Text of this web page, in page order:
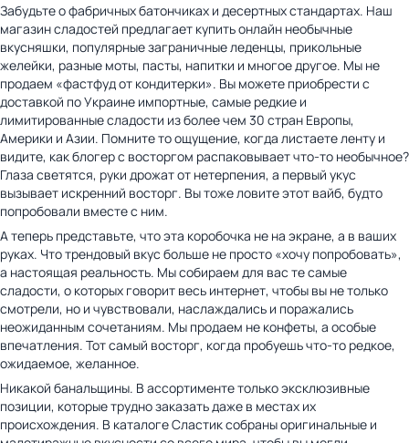
Забудьте о фабричных батончиках и десертных стандартах. Наш
магазин сладостей предлагает купить онлайн необычные
вкусняшки, популярные заграничные леденцы, прикольные
желейки, разные моты, пасты, напитки и многое другое. Мы не
продаем «фастфуд от кондитерки». Вы можете приобрести с
доставкой по Украине импортные, самые редкие и
лимитированные сладости из более чем 30 стран Европы,
Америки и Азии. Помните то ощущение, когда листаете ленту и
видите, как блогер с восторгом распаковывает что-то необычное?
Глаза светятся, руки дрожат от нетерпения, а первый укус
вызывает искренний восторг. Вы тоже ловите этот вайб, будто
попробовали вместе с ним.
А теперь представьте, что эта коробочка не на экране, а в ваших
руках. Что трендовый вкус больше не просто «хочу попробовать»,
а настоящая реальность. Мы собираем для вас те самые
сладости, о которых говорит весь интернет, чтобы вы не только
смотрели, но и чувствовали, наслаждались и поражались
неожиданным сочетаниям. Мы продаем не конфеты, а особые
впечатления. Тот самый восторг, когда пробуешь что-то редкое,
ожидаемое, желанное.
Никакой банальщины. В ассортименте только эксклюзивные
позиции, которые трудно заказать даже в местах их
происхождения. В каталоге Сластик собраны оригинальные и